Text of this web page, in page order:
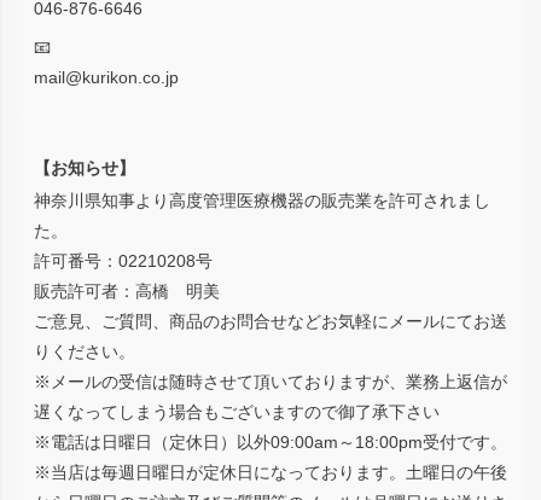
046-876-6646
📧
mail@kurikon.co.jp
【お知らせ】
神奈川県知事より高度管理医療機器の販売業を許可されまし
た。
許可番号：02210208号
販売許可者：高橋 明美
ご意見、ご質問、商品のお問合せなどお気軽にメールにてお送
りください。
※メールの受信は随時させて頂いておりますが、業務上返信が
遅くなってしまう場合もございますので御了承下さい
※電話は日曜日（定休日）以外09:00am～18:00pm受付です。
※当店は毎週日曜日が定休日になっております。土曜日の午後